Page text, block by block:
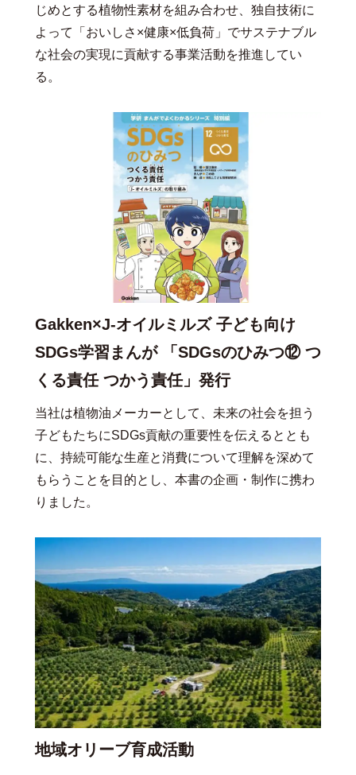
じめとする植物性素材を組み合わせ、独自技術に
よって「おいしさ×健康×低負荷」でサステナブル
な社会の実現に貢献する事業活動を推進してい
る。
Gakken×J-オイルミルズ 子ども向け
SDGs学習まんが 「SDGsのひみつ⑫ つ
くる責任 つかう責任」発行
当社は植物油メーカーとして、未来の社会を担う
子どもたちにSDGs貢献の重要性を伝えるととも
に、持続可能な生産と消費について理解を深めて
もらうことを目的とし、本書の企画・制作に携わ
りました。
地域オリーブ育成活動